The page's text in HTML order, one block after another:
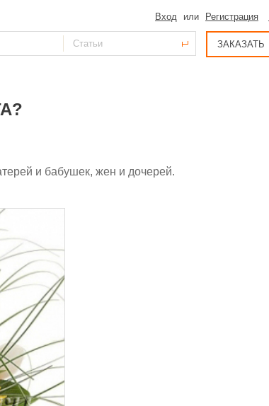
Вход или Регистрация
ЗАКАЗАТЬ
и бабушек, жен и дочерей.